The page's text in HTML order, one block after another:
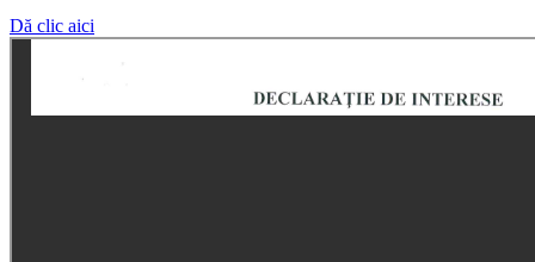
Dă clic aici